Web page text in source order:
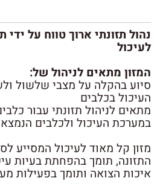
נהול תזונתי ארוך טווח על ידי
לעיכול
המזון מתאים לניהול של:
סיוע בהקלה על מצבי שלשול
העיכול בכלבים
מתאים לניהול תזונתי עבור
במערכת העיכול ולכלבים
מזון קל מאוד לעיכול המסייע
התזונה, תומך בהפחתת בעיות
איכות הצואה ותומך בפעילות